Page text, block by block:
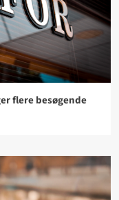
flere besøgende